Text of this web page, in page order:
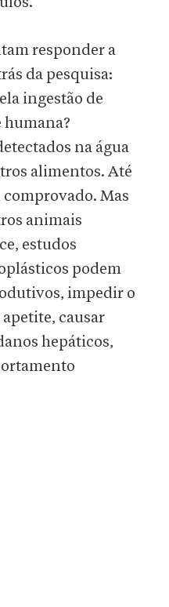
responder a
da pesquisa:
ingestão de
humana?
na água
alimentos. Até
Mas
animais
estudos
podem
impedir o
causar
hepáticos,